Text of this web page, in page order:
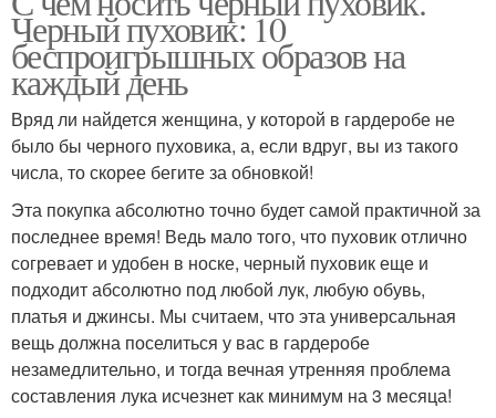
Черный пуховик: 10
беспроигрышных образов на
каждый день
Вряд ли найдется женщина, у которой в гардеробе не
было бы черного пуховика, а, если вдруг, вы из такого
числа, то скорее бегите за обновкой!
Эта покупка абсолютно точно будет самой практичной за
последнее время! Ведь мало того, что пуховик отлично
согревает и удобен в носке, черный пуховик еще и
подходит абсолютно под любой лук, любую обувь,
платья и джинсы. Мы считаем, что эта универсальная
вещь должна поселиться у вас в гардеробе
незамедлительно, и тогда вечная утренняя проблема
составления лука исчезнет как минимум на 3 месяца!